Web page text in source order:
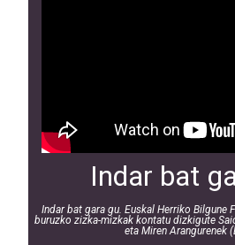
Indar bat
Indar bat gara gu. Euskal Herriko Bilgune
buruzko zizka-mizkak kontatu dizkigute
eta Miren Arangurenek